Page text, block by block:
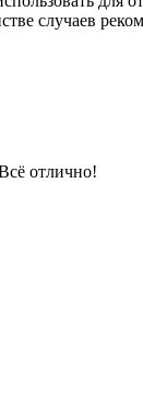
случаев
отлично!